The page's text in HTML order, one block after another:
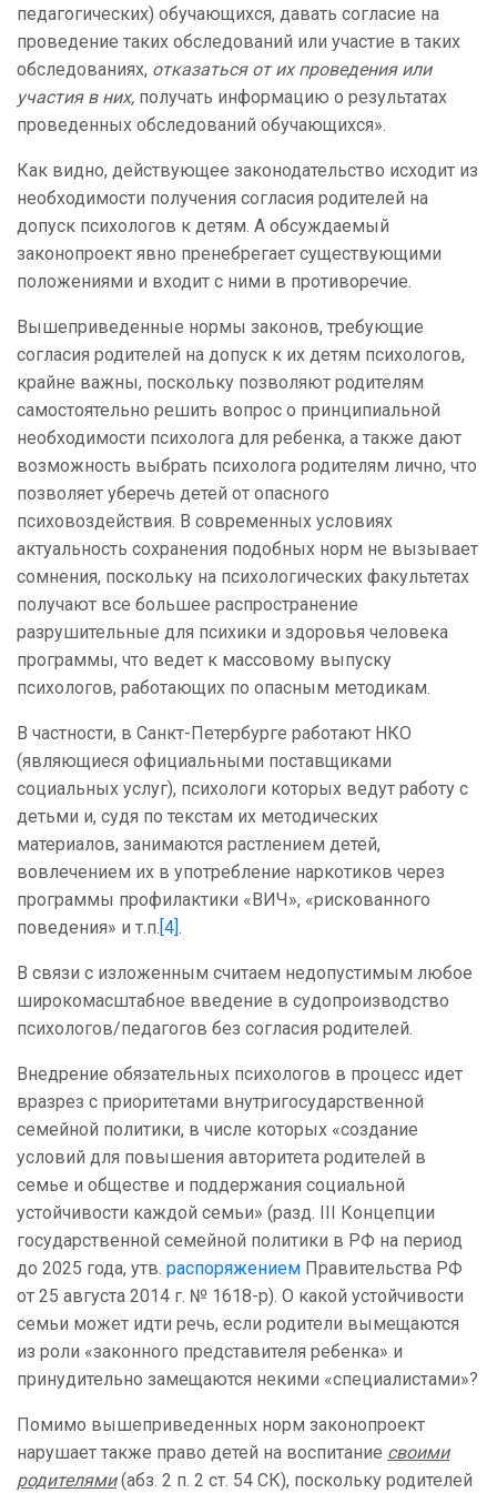
педагогических) обучающихся, давать согласие на
проведение таких обследований или участие в таких
обследованиях, отказаться от их проведения или
участия в них, получать информацию о результатах
проведенных обследований обучающихся».
Как видно, действующее законодательство исходит из
необходимости получения согласия родителей на
допуск психологов к детям. А обсуждаемый
законопроект явно пренебрегает существующими
положениями и входит с ними в противоречие.
Вышеприведенные нормы законов, требующие
согласия родителей на допуск к их детям психологов,
крайне важны, поскольку позволяют родителям
самостоятельно решить вопрос о принципиальной
необходимости психолога для ребенка, а также дают
возможность выбрать психолога родителям лично, что
позволяет уберечь детей от опасного
психовоздействия. В современных условиях
актуальность сохранения подобных норм не вызывает
сомнения, поскольку на психологических факультетах
получают все большее распространение
разрушительные для психики и здоровья человека
программы, что ведет к массовому выпуску
психологов, работающих по опасным методикам.
В частности, в Санкт-Петербурге работают НКО
(являющиеся официальными поставщиками
социальных услуг), психологи которых ведут работу с
детьми и, судя по текстам их методических
материалов, занимаются растлением детей,
вовлечением их в употребление наркотиков через
программы профилактики «ВИЧ», «рискованного
поведения» и т.п.[4].
В связи с изложенным считаем недопустимым любое
широкомасштабное введение в судопроизводство
психологов/педагогов без согласия родителей.
Внедрение обязательных психологов в процесс идет
вразрез с приоритетами внутригосударственной
семейной политики, в числе которых «создание
условий для повышения авторитета родителей в
семье и обществе и поддержания социальной
устойчивости каждой семьи» (разд. III Концепции
государственной семейной политики в РФ на период
до 2025 года, утв. распоряжением Правительства РФ
от 25 августа 2014 г. № 1618-р). О какой устойчивости
семьи может идти речь, если родители вымещаются
из роли «законного представителя ребенка» и
принудительно замещаются некими «специалистами»?
Помимо вышеприведенных норм законопроект
нарушает также право детей на воспитание своими
родителями(абз. 2 п. 2 ст. 54 СК), поскольку родителей